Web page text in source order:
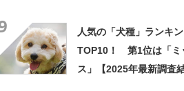
人気の「犬種」ランキ
TOP10！ 第1位は「ミ
ス」【2025年最新調査結